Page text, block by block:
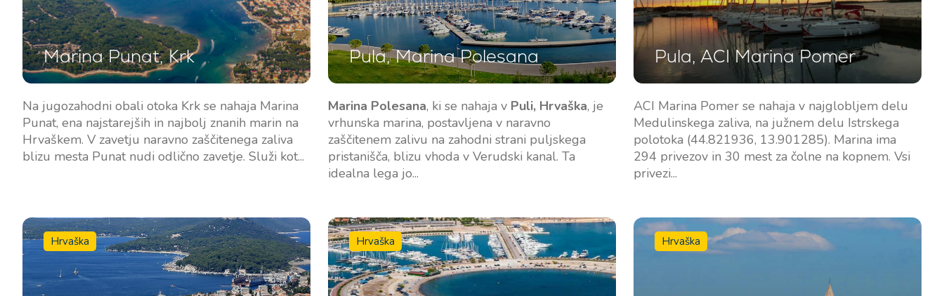
Marina Punat, Krk
Na jugozahodni obali otoka Krk se nahaja Marina
Punat, ena najstarejših in najbolj znanih marin na
Hrvaškem. V zavetju naravno zaščitenega zaliva
blizu mesta Punat nudi odlično zavetje. Služi kot...
Pula, Marina Polesana
Marina Polesana, ki se nahaja v Puli, Hrvaška, je
vrhunska marina, postavljena v naravno
zaščitenem zalivu na zahodni strani puljskega
pristanišča, blizu vhoda v Verudski kanal. Ta
idealna lega jo...
Pula, ACI Marina Pomer
ACI Marina Pomer se nahaja v najglobljem delu
Medulinskega zaliva, na južnem delu Istrskega
polotoka (44.821936, 13.901285). Marina ima
294 privezov in 30 mest za čolne na kopnem. Vsi
privezi...
Hrvaška Hrvaška Hrvaška